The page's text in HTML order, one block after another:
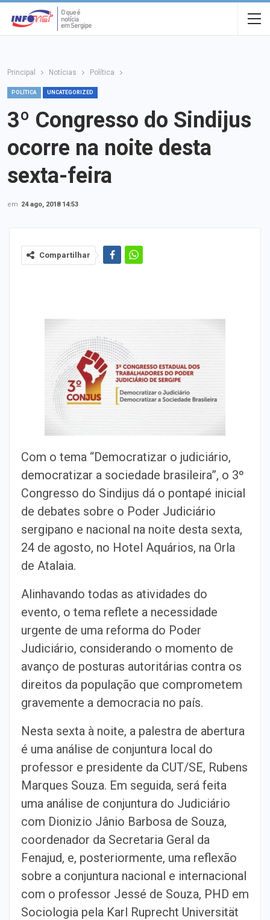
Principal Notícias Política
POLÍTICA UNCATEGORIZED
3º Congresso do Sindijus
ocorre na noite desta
sexta-feira
em 24 ago, 2018 14:53
Compartilhar
Com o tema “Democratizar o judiciário,
democratizar a sociedade brasileira”, o 3º
Congresso do Sindijus dá o pontapé inicial
de debates sobre o Poder Judiciário
sergipano e nacional na noite desta sexta,
24 de agosto, no Hotel Aquários, na Orla
de Atalaia.
Alinhavando todas as atividades do
evento, o tema reflete a necessidade
urgente de uma reforma do Poder
Judiciário, considerando o momento de
avanço de posturas autoritárias contra os
direitos da população que comprometem
gravemente a democracia no país.
Nesta sexta à noite, a palestra de abertura
é uma análise de conjuntura local do
professor e presidente da CUT/SE, Rubens
Marques Souza. Em seguida, será feita
uma análise de conjuntura do Judiciário
com Dionizio Jânio Barbosa de Souza,
coordenador da Secretaria Geral da
Fenajud, e, posteriormente, uma reflexão
sobre a conjuntura nacional e internacional
com o professor Jessé de Souza, PHD em
Sociologia pela Karl Ruprecht Universität